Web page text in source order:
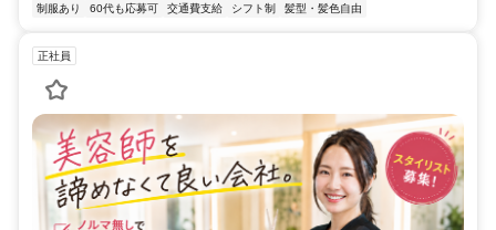
制服あり 60代も応募可 交通費支給 シフト制 髪型・髪色自由
正社員